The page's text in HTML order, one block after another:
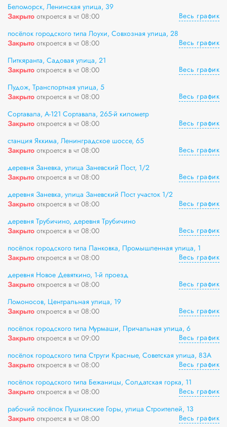
Беломорск, Ленинская улица, 39
Закрыто откроется в чт 08:00
Весь график
посёлок городского типа Лоухи, Совхозная улица, 28
Закрыто откроется в чт 08:00
Весь график
Питкяранта, Садовая улица, 21
Закрыто откроется в чт 08:00
Весь график
Пудож, Транспортная улица, 5
Закрыто откроется в чт 08:00
Весь график
Сортавала, А-121 Сортавала, 265-й километр
Закрыто откроется в чт 08:00
Весь график
станция Яккима, Ленинградское шоссе, 65
Закрыто откроется в чт 08:00
Весь график
деревня Заневка, улица Заневский Пост, 1/2
Закрыто откроется в чт 08:00
Весь график
деревня Заневка, улица Заневский Пост участок 1/2
Закрыто откроется в чт 08:00
Весь график
деревня Трубичино, деревня Трубичино
Закрыто откроется в чт 08:00
Весь график
посёлок городского типа Панковка, Промышленная улица, 1
Закрыто откроется в чт 08:00
Весь график
деревня Новое Девяткино, 1-й проезд
Закрыто откроется в чт 08:00
Весь график
Ломоносов, Центральная улица, 19
Закрыто откроется в чт 08:00
Весь график
посёлок городского типа Мурмаши, Причальная улица, 6
Закрыто откроется в чт 09:00
Весь график
посёлок городского типа Струги Красные, Советская улица, 83А
Закрыто откроется в чт 08:00
Весь график
посёлок городского типа Бежаницы, Солдатская горка, 11
Закрыто откроется в чт 08:00
Весь график
рабочий посёлок Пушкинские Горы, улица Строителей, 13
Закрыто откроется в чт 08:00
Весь график